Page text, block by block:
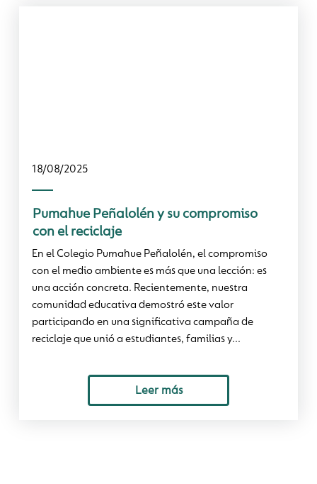
18/08/2025
Pumahue Peñalolén y su compromiso
con el reciclaje
En el Colegio Pumahue Peñalolén, el compromiso
con el medio ambiente es más que una lección: es
una acción concreta. Recientemente, nuestra
comunidad educativa demostró este valor
participando en una significativa campaña de
reciclaje que unió a estudiantes, familias y...
Leer más